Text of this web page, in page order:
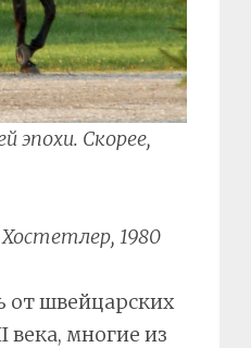
Скорее,
Хостетлер, 1980
от швейцарских
века, многие из